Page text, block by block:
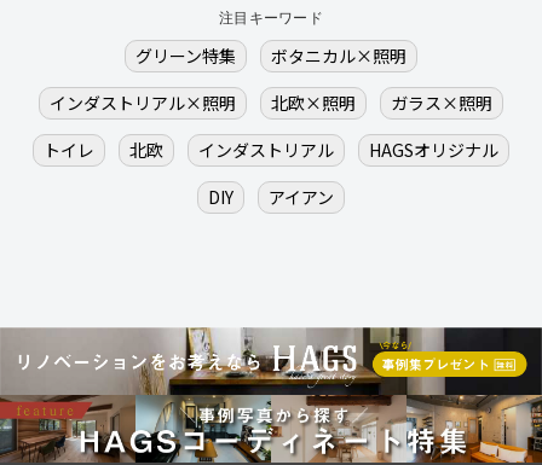
注目キーワード
グリーン特集
ボタニカル×照明
インダストリアル×照明
北欧×照明
ガラス×照明
トイレ
北欧 インダストリアル
HAGSオリジナル
DIY
アイアン